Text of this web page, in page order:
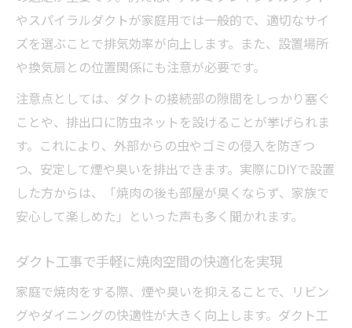
やスパイラルダクトが家庭用では一般的で、適切なサイ
ズを選ぶことで排気効率が向上します。また、設置場所
や換気扇との位置関係にも注意が必要です。
注意点としては、ダクトの接続部の隙間をしっかり塞ぐ
ことや、排出口に防虫ネットを設けることが挙げられま
す。これにより、外部からの虫やゴミの侵入を防ぎつ
つ、安定して煙や臭いを排出できます。実際にDIYで設置
した方からは、「焼肉の後も部屋が臭くならず、家族で
安心して楽しめた」といった声も多く聞かれます。
ダクト工事で手軽に焼肉空間の快適化を実現
家庭で焼肉をする際、煙や臭いを抑えることで、リビン
グやダイニングの快適性が大きく向上します。ダクト工